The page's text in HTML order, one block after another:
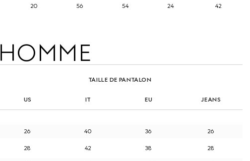
20 56 54 24 42
HOMME
TAILLE DE PANTALON
US IT EU JEANS
26 40 36 26
28 42 38 28